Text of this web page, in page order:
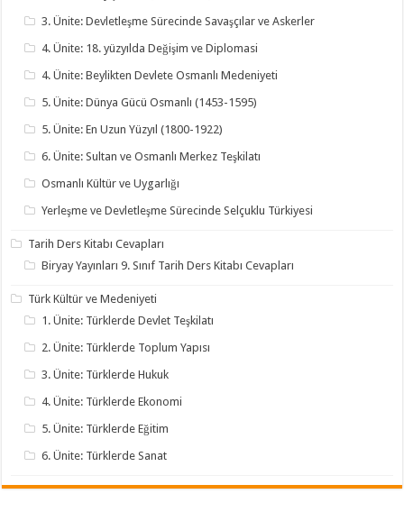
3. Ünite: Devletleşme Sürecinde Savaşçılar ve Askerler
4. Ünite: 18. yüzyılda Değişim ve Diplomasi
4. Ünite: Beylikten Devlete Osmanlı Medeniyeti
5. Ünite: Dünya Gücü Osmanlı (1453-1595)
5. Ünite: En Uzun Yüzyıl (1800-1922)
6. Ünite: Sultan ve Osmanlı Merkez Teşkilatı
Osmanlı Kültür ve Uygarlığı
Yerleşme ve Devletleşme Sürecinde Selçuklu Türkiyesi
Tarih Ders Kitabı Cevapları
Biryay Yayınları 9. Sınıf Tarih Ders Kitabı Cevapları
Türk Kültür ve Medeniyeti
1. Ünite: Türklerde Devlet Teşkilatı
2. Ünite: Türklerde Toplum Yapısı
3. Ünite: Türklerde Hukuk
4. Ünite: Türklerde Ekonomi
5. Ünite: Türklerde Eğitim
6. Ünite: Türklerde Sanat